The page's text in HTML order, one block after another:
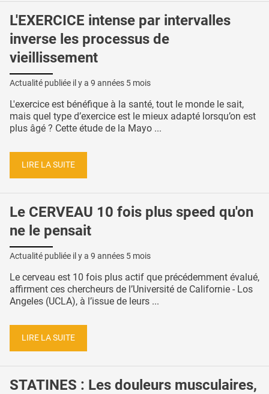
L'EXERCICE intense par intervalles
inverse les processus de
vieillissement
Actualité publiée il y a 9 années 5 mois
L'exercice est bénéfique à la santé, tout le monde le sait,
mais quel type d’exercice est le mieux adapté lorsqu’on est
plus âgé ? Cette étude de la Mayo ...
LIRE LA SUITE
Le CERVEAU 10 fois plus speed qu'on
ne le pensait
Actualité publiée il y a 9 années 5 mois
Le cerveau est 10 fois plus actif que précédemment évalué,
affirment ces chercheurs de l’Université de Californie - Los
Angeles (UCLA), à l’issue de leurs ...
LIRE LA SUITE
STATINES : Les douleurs musculaires,